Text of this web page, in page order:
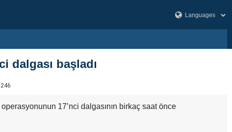
dalgası başladı
17’nci dalgasının birkaç saat önce